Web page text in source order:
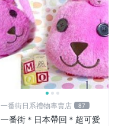
一番街日系禮物專賣店 87
一番街＊日本帶回＊超可愛